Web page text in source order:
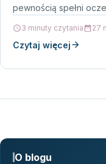
pewnością spełni
3 minuty czytania 27
Czytaj więcej
O blogu